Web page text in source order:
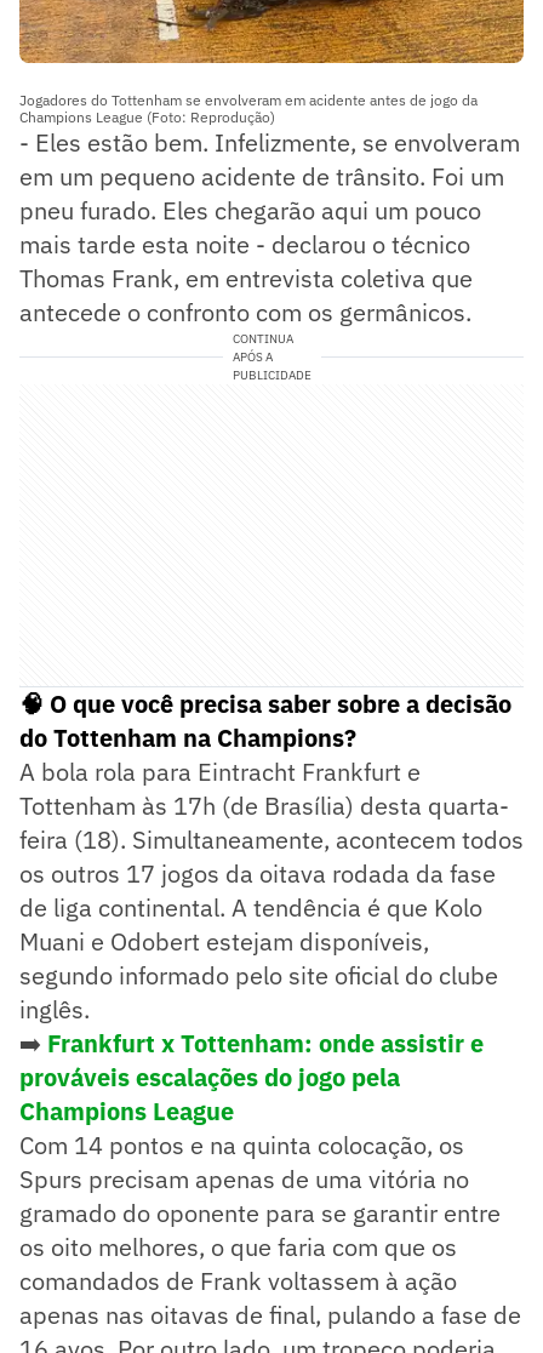
Jogadores do Tottenham se envolveram em acidente antes de jogo da
Champions League (Foto: Reprodução)
- Eles estão bem. Infelizmente, se envolveram
em um pequeno acidente de trânsito. Foi um
pneu furado. Eles chegarão aqui um pouco
mais tarde esta noite - declarou o técnico
Thomas Frank, em entrevista coletiva que
antecede o confronto com os germânicos.
CONTINUA
APÓS A
PUBLICIDADE
🧠 O que você precisa saber sobre a decisão
do Tottenham na Champions?
A bola rola para Eintracht Frankfurt e
Tottenham às 17h (de Brasília) desta quarta-
feira (18). Simultaneamente, acontecem todos
os outros 17 jogos da oitava rodada da fase
de liga continental. A tendência é que Kolo
Muani e Odobert estejam disponíveis,
segundo informado pelo site oficial do clube
inglês.
➡️ Frankfurt x Tottenham: onde assistir e
prováveis escalações do jogo pela
Champions League
Com 14 pontos e na quinta colocação, os
Spurs precisam apenas de uma vitória no
gramado do oponente para se garantir entre
os oito melhores, o que faria com que os
comandados de Frank voltassem à ação
apenas nas oitavas de final, pulando a fase de